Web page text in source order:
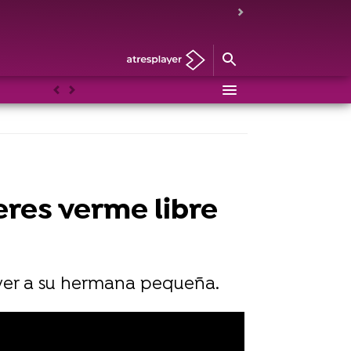
AnteriorSiguiente
verme libre
a su hermana pequeña.